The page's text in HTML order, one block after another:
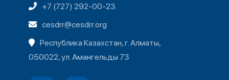
+7 (727) 292-00-23
cesdrr@cesdrr.org
Республика Казахстан, г. Алматы,
050022, ул. Амангельды 73